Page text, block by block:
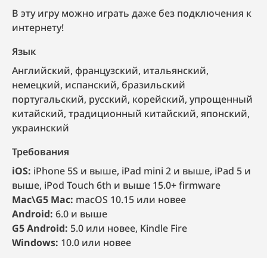
В эту игру можно играть даже без подключения к
интернету!
Язык
английский, французский, итальянский,
немецкий, испанский, бразильский
португальский, русский, корейский, упрощенный
китайский, традиционный китайский, японский,
украинский
Требования
iOS: iPhone 5S и выше, iPad mini 2 и выше, iPad 5 и
выше, iPod Touch 6th и выше 15.0+ firmware
Mac\G5 Mac: macOS 10.15 или новее
Android: 6.0 и выше
G5 Android: 5.0 или новее, Kindle Fire
Windows: 10.0 или новее